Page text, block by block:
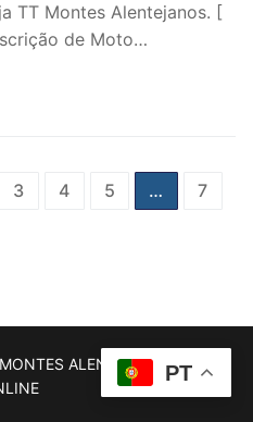
TT Montes Alentejanos. [
de Moto…
3 4 5 …
7
ALENTEJANOS | ESC
PT